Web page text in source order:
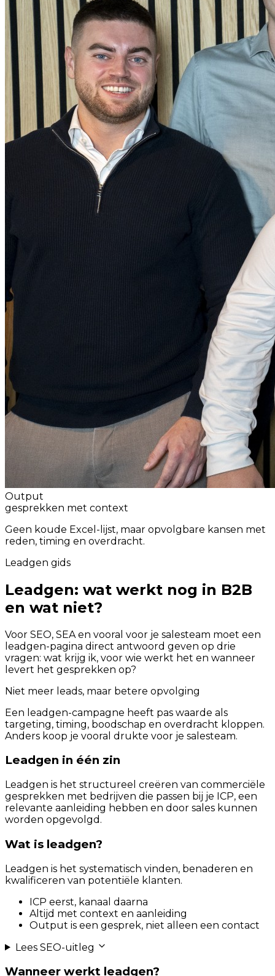
Output
gesprekken met context
Geen koude Excel-lijst, maar opvolgbare kansen met
reden, timing en overdracht.
Leadgen gids
Leadgen: wat werkt nog in B2B
en wat niet?
Voor SEO, SEA en vooral voor je salesteam moet een
leadgen-pagina direct antwoord geven op drie
vragen: wat krijg ik, voor wie werkt het en wanneer
levert het gesprekken op?
Niet meer leads, maar betere opvolging
Een leadgen-campagne heeft pas waarde als
targeting, timing, boodschap en overdracht kloppen.
Anders koop je vooral drukte voor je salesteam.
Leadgen in één zin
Leadgen is het structureel creëren van commerciële
gesprekken met bedrijven die passen bij je ICP, een
relevante aanleiding hebben en door sales kunnen
worden opgevolgd.
Wat is leadgen?
Leadgen is het systematisch vinden, benaderen en
kwalificeren van potentiële klanten.
ICP eerst, kanaal daarna
Altijd met context en aanleiding
Output is een gesprek, niet alleen een contact
Lees SEO-uitleg
Wanneer werkt leadgen?